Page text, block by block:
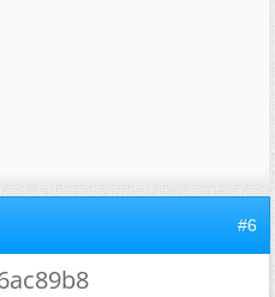
#6